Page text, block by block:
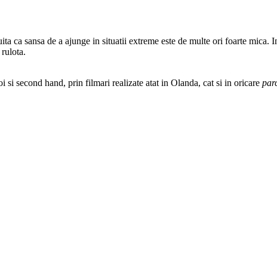
ca sansa de a ajunge in situatii extreme este de multe ori foarte
si second hand, prin filmari realizate atat in Olanda, cat si in oricare